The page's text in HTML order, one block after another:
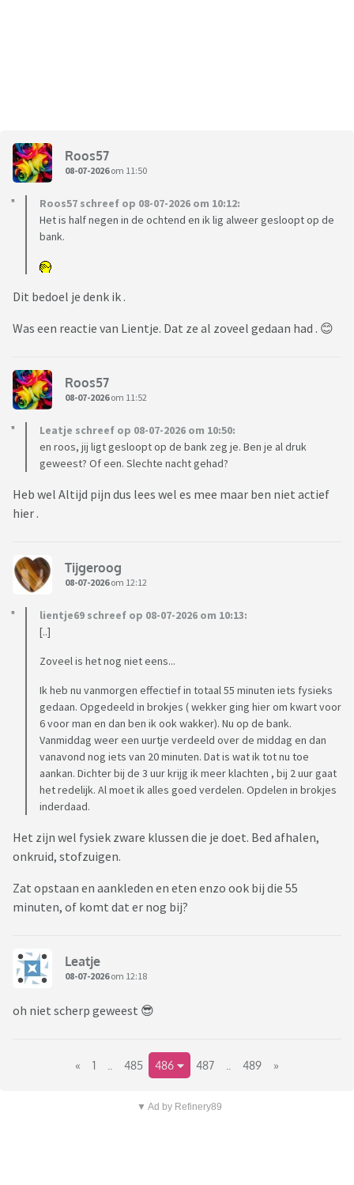
Roos57
08-07-2026om 11:50
Roos57 schreef op 08-07-2026 om 10:12:
Het is half negen in de ochtend en ik lig alweer gesloopt op de
bank.
Dit bedoel je denk ik .
Was een reactie van Lientje. Dat ze al zoveel gedaan had . 😊
Roos57
08-07-2026om 11:52
Leatje schreef op 08-07-2026 om 10:50:
en roos, jij ligt gesloopt op de bank zeg je. Ben je al druk
geweest? Of een. Slechte nacht gehad?
Heb wel Altijd pijn dus lees wel es mee maar ben niet actief
hier .
Tijgeroog
08-07-2026om 12:12
lientje69 schreef op 08-07-2026 om 10:13:
[..]
Zoveel is het nog niet eens...
Ik heb nu vanmorgen effectief in totaal 55 minuten iets fysieks
gedaan. Opgedeeld in brokjes ( wekker ging hier om kwart voor
6 voor man en dan ben ik ook wakker). Nu op de bank.
Vanmiddag weer een uurtje verdeeld over de middag en dan
vanavond nog iets van 20 minuten. Dat is wat ik tot nu toe
aankan. Dichter bij de 3 uur krijg ik meer klachten , bij 2 uur gaat
het redelijk. Al moet ik alles goed verdelen. Opdelen in brokjes
inderdaad.
Het zijn wel fysiek zware klussen die je doet. Bed afhalen,
onkruid, stofzuigen.
Zat opstaan en aankleden en eten enzo ook bij die 55
minuten, of komt dat er nog bij?
Leatje
08-07-2026om 12:18
oh niet scherp geweest 😎
« 1 485 486 487 489 »
▼ Ad by Refinery89